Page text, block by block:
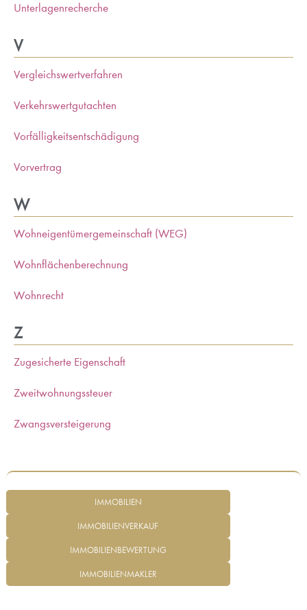
Unterlagenrecherche
V
Vergleichswertverfahren
Verkehrswertgutachten
Vorfälligkeitsentschädigung
Vorvertrag
W
Wohneigentümergemeinschaft (WEG)
Wohnflächenberechnung
Wohnrecht
Z
Zugesicherte Eigenschaft
Zweitwohnungssteuer
Zwangsversteigerung
IMMOBILIEN
IMMOBILIENVERKAUF
IMMOBILIENBEWERTUNG
IMMOBILIENMAKLER